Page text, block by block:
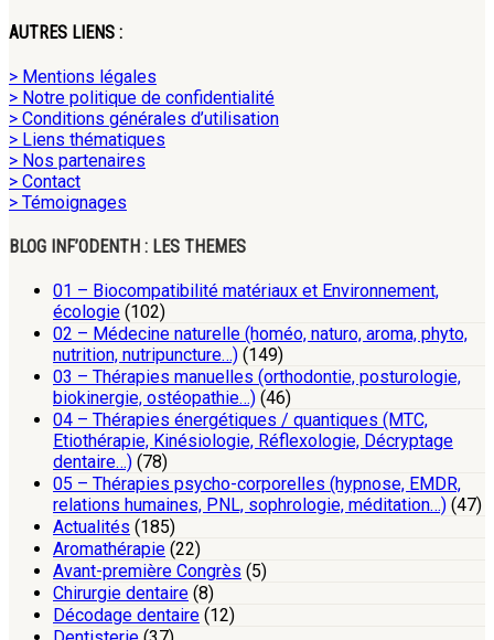
AUTRES LIENS :
> Mentions légales
> Notre politique de confidentialité
> Conditions générales d’utilisation
> Liens thématiques
> Nos partenaires
> Contact
> Témoignages
BLOG INF’ODENTH : LES THEMES
01 – Biocompatibilité matériaux et Environnement,
écologie (102)
02 – Médecine naturelle (homéo, naturo, aroma, phyto,
nutrition, nutripuncture…) (149)
03 – Thérapies manuelles (orthodontie, posturologie,
biokinergie, ostéopathie…) (46)
04 – Thérapies énergétiques / quantiques (MTC,
Etiothérapie, Kinésiologie, Réflexologie, Décryptage
dentaire…) (78)
05 – Thérapies psycho-corporelles (hypnose, EMDR,
relations humaines, PNL, sophrologie, méditation…) (47)
Actualités (185)
Aromathérapie (22)
Avant-première Congrès (5)
Chirurgie dentaire (8)
Décodage dentaire (12)